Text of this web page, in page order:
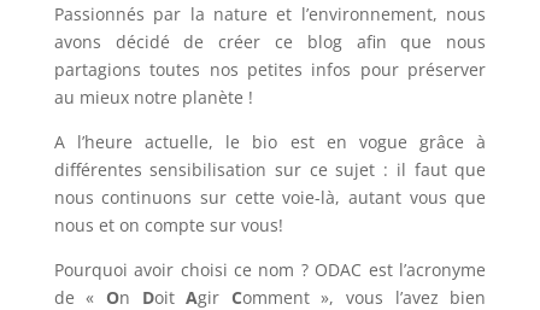
Passionnés par la nature et l’environnement, nous
avons décidé de créer ce blog afin que nous
partagions toutes nos petites infos pour préserver
au mieux notre planète !
A l’heure actuelle, le bio est en vogue grâce à
différentes sensibilisation sur ce sujet : il faut que
nous continuons sur cette voie-là, autant vous que
nous et on compte sur vous!
Pourquoi avoir choisi ce nom ? ODAC est l’acronyme
de « On DoitAgir Comment », vous l’avez bien